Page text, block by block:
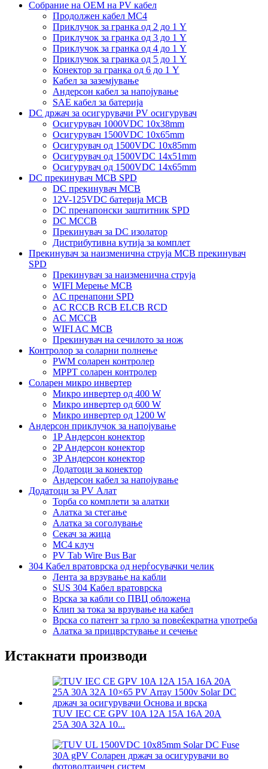
Собрание на ОЕМ на PV кабел
Продолжен кабел MC4
Приклучок за гранка од 2 до 1 Y
Приклучок за гранка од 3 до 1 Y
Приклучок за гранка од 4 до 1 Y
Приклучок за гранка од 5 до 1 Y
Конектор за гранка од 6 до 1 Y
Кабел за заземјување
Андерсон кабел за напојување
SAE кабел за батерија
DC држач за осигурувачи PV осигурувач
Осигурувач 1000VDC 10x38mm
Осигурувач 1500VDC 10x65mm
Осигурувач од 1500VDC 10x85mm
Осигурувач од 1500VDC 14x51mm
Осигурувач од 1500VDC 14x65mm
DC прекинувач MCB SPD
DC прекинувач MCB
12V-125VDC батерија MCB
DC пренапонски заштитник SPD
DC MCCB
Прекинувач за DC изолатор
Дистрибутивна кутија за комплет
Прекинувач за наизменична струја MCB прекинувач
SPD
Прекинувач за наизменична струја
WIFI Мерење MCB
AC пренапони SPD
AC RCCB RCB ELCB RCD
AC MCCB
WIFI AC MCB
Прекинувач на сечилото за нож
Контролор за соларни полнење
PWM соларен контролер
MPPT соларен контролер
Соларен микро инвертер
Микро инвертер од 400 W
Микро инвертер од 600 W
Микро инвертер од 1200 W
Андерсон приклучок за напојување
1P Андерсон конектор
2P Андерсон конектор
3P Андерсон конектор
Додатоци за конектор
Андерсон кабел за напојување
Додатоци за PV Алат
Торба со комплети за алатки
Алатка за стегање
Алатка за соголување
Секач за жица
MC4 клуч
PV Tab Wire Bus Bar
304 Кабел вратоврска од нерѓосувачки челик
Лента за врзување на кабли
SUS 304 Кабел вратоврска
Врска за кабли со ПВЦ обложена
Клип за тока за врзување на кабел
Врска со патент за грло за повеќекратна употреба
Алатка за прицврстување и сечење
Истакнати производи
TUV IEC CE GPV 10A 12A 15A 16A 20A
25A 30A 32A 10...